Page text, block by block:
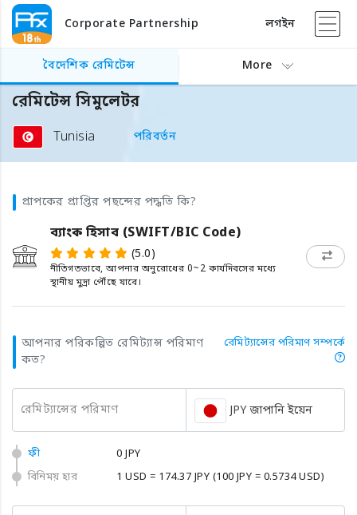
Corporate Partnership লগইন
বৈদেশিক রেমিটেন্স More
রেমিটেন্স সিমুলেটর
Tunisia পরিবর্তন
প্রাপকের প্রাপ্তির পছন্দের পদ্ধতি কি?
ব্যাংক হিসাব (SWIFT/BIC Code)
(5.0)
নীতিগতভাবে, আপনার অনুরোধের 0~2 কার্যদিবসের মধ্যে
স্থানীয় মুদ্রা পৌঁছে যাবে।
আপনার পরিকল্পিত রেমিট্যান্স পরিমাণ
কত?
রেমিট্যান্সের পরিমাণ সম্পর্কে
রেমিট্যান্সের পরিমাণ JPY জাপানি ইয়েন
ফী
0 JPY
বিনিময় হার
1 USD = 174.37 JPY (100 JPY = 0.5734 USD)